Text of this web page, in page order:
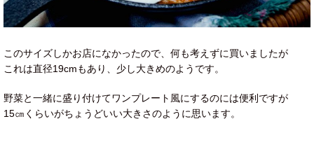
このサイズしかお店になかったので、何も考えずに買いましたが
これは直径19cmもあり、少し大きめのようです。
野菜と一緒に盛り付けてワンプレート風にするのには便利ですが
15㎝くらいがちょうどいい大きさのように思います。